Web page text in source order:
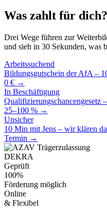
Was zahlt für dich?
Drei Wege führen zur
und sieh in 30 Sekunden, was
Arbeitssuchend
Bildungsgutschein der AfA –
0 € →
In Beschäftigung
Qualifizierungschancengesetz
25–100 % →
Unsicher
10 Min mit Jens – wir klären
Termin →
DEKRA
Geprüft
100%
Förderung möglich
Online
& Flexibel